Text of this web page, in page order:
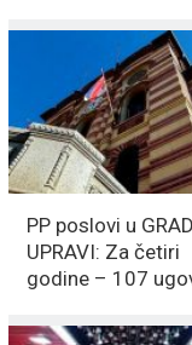
PP poslovi u
UPRAVI: Za četiri
godine – 107